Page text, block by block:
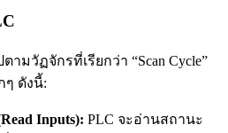
ามวัฏจักรที่เรียกว่า “Scan Cycle”
ดังนี้:
Inputs): PLC จะอ่านสถานะ